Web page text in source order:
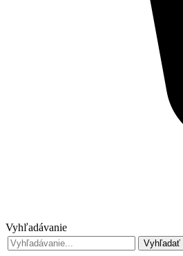
Vyhľadávanie